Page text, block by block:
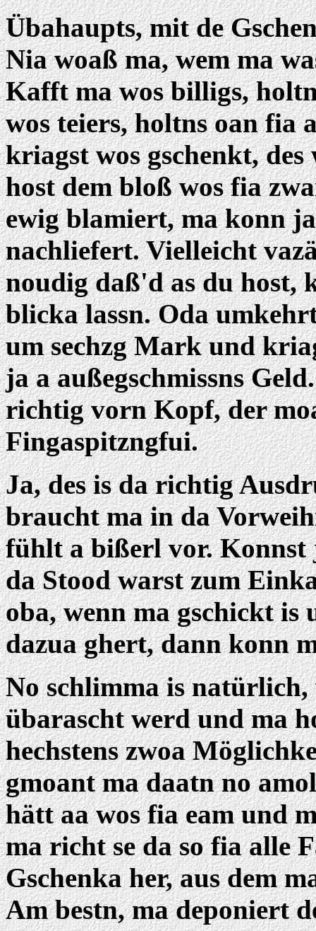
Übahaupts, mit de
Nia woaß ma, wem ma
Kafft ma wos billigs,
wos teiers, holtns oan fia
kriagst wos gschenkt,
host dem bloß wos fia
ewig blamiert, ma konn
nachliefert. Vielleicht
noudig daß'd as du host,
blicka lassn. Oda
um sechzg Mark und
ja a außegschmissns
richtig vorn Kopf, der
Fingaspitzngfui.
Ja, des is da richtig
braucht ma in da
fühlt a bißerl vor. Konnst
da Stood warst zum
oba, wenn ma gschickt is
dazua ghert, dann konn
No schlimma is
übarascht werd und ma
hechstens zwoa
gmoant ma daatn no
hätt aa wos fia eam und
ma richt se da so fia alle
Gschenka her, aus dem
Am bestn, ma deponiert